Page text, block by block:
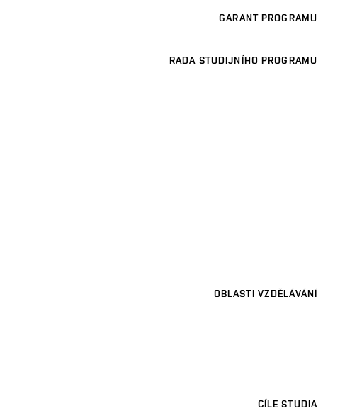
GARANT PROGRAMU
RADA STUDIJNÍHO PROGRAMU
OBLASTI VZDĚLÁVÁNÍ
CÍLE STUDIA